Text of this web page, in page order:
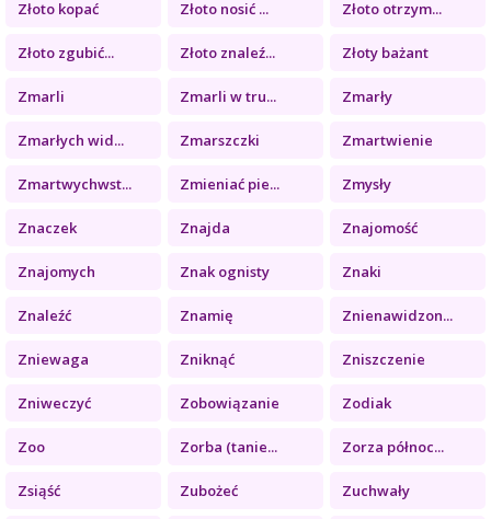
Złoto kopać Złoto nosić ... Złoto otrzym...
Złoto zgubić... Złoto znaleź... Złoty bażant
Zmarli Zmarli w tru... Zmarły
Zmarłych wid... Zmarszczki Zmartwienie
Zmartwychwst... Zmieniać pie... Zmysły
Znaczek Znajda Znajomość
Znajomych Znak ognisty Znaki
Znaleźć Znamię Znienawidzon...
Zniewaga Zniknąć Zniszczenie
Zniweczyć Zobowiązanie Zodiak
Zoo Zorba (tanie... Zorza północ...
Zsiąść Zubożeć Zuchwały